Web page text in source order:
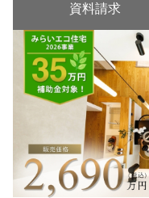
資料請求